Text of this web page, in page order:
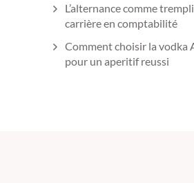
L’alternance comme
carrière en comptabilité
Comment choisir la vodka
pour un aperitif reussi